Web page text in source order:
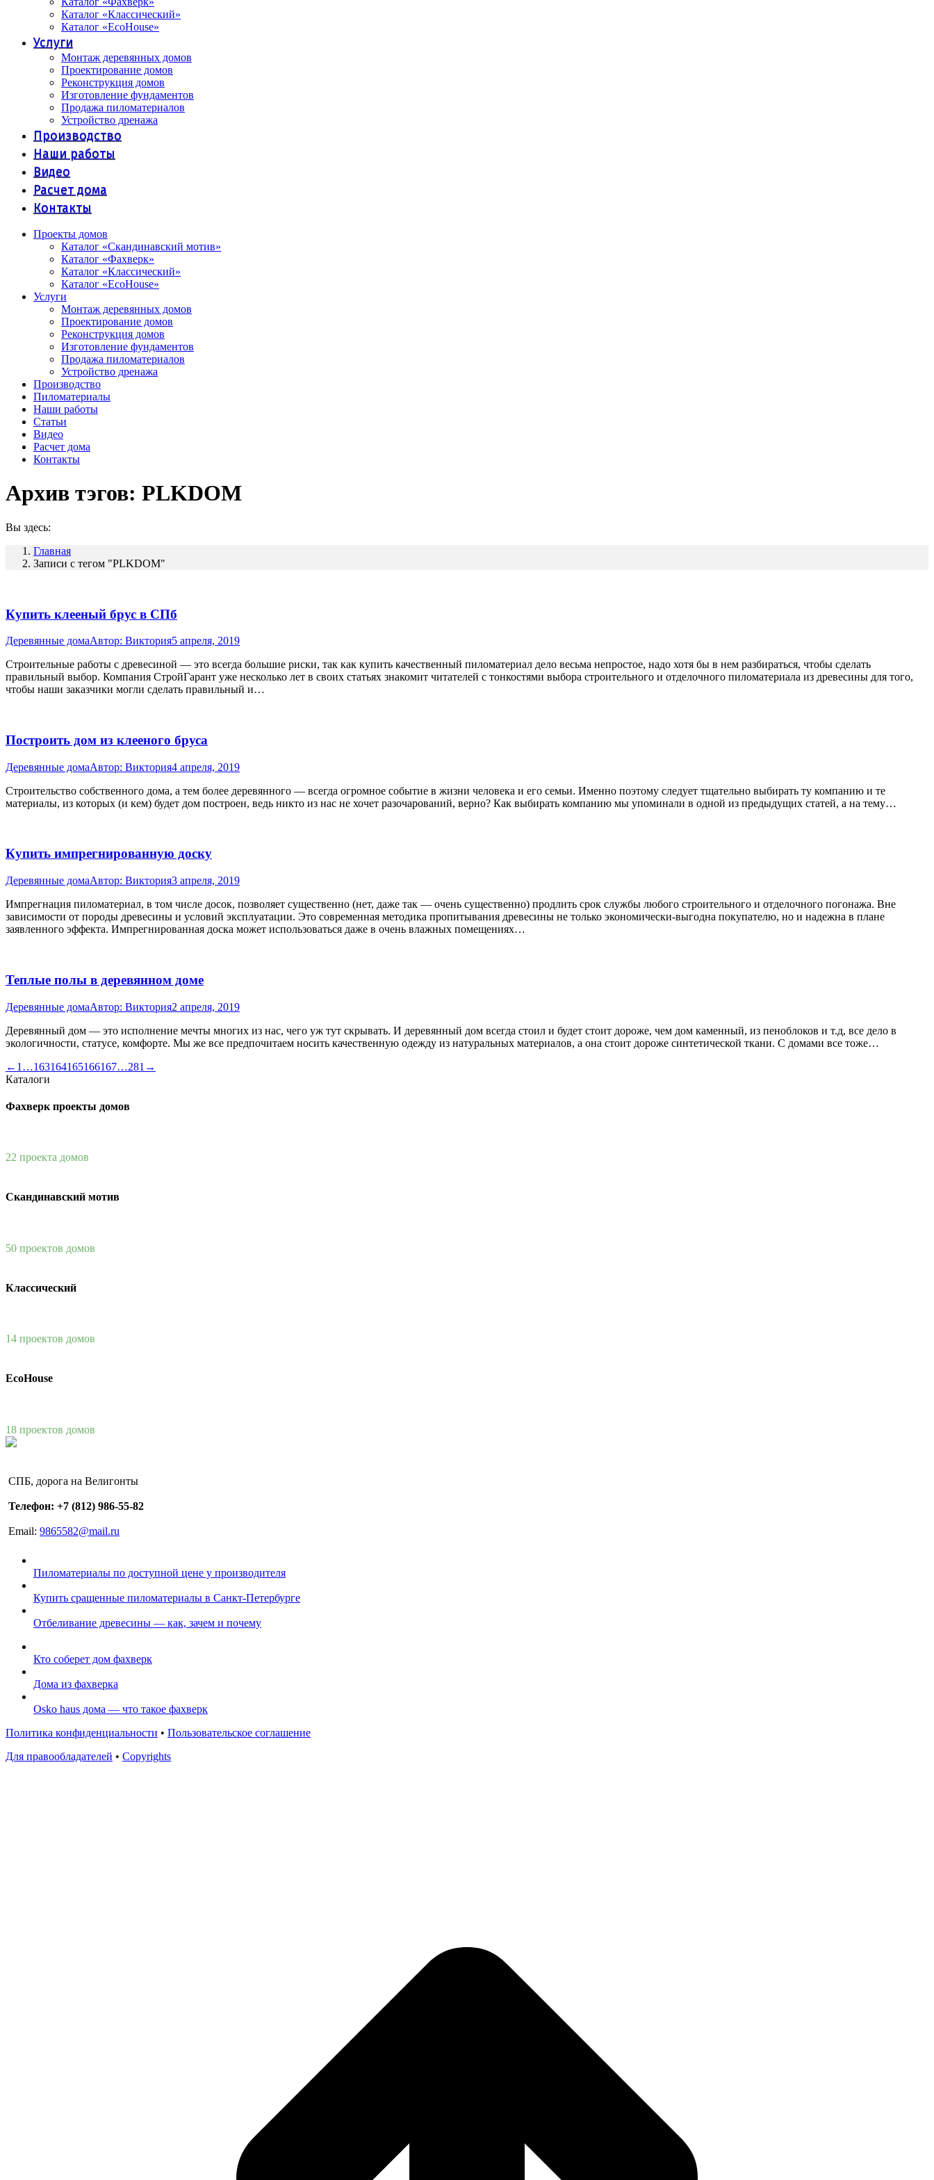
Каталог «Классический»
Каталог «EcoHouse»
Услуги
Монтаж деревянных домов
Проектирование домов
Реконструкция домов
Изготовление фундаментов
Продажа пиломатериалов
Устройство дренажа
Производство
Наши работы
Видео
Расчет дома
Контакты
Проекты домов
Каталог «Скандинавский мотив»
Каталог «Фахверк»
Каталог «Классический»
Каталог «EcoHouse»
Услуги
Монтаж деревянных домов
Проектирование домов
Реконструкция домов
Изготовление фундаментов
Продажа пиломатериалов
Устройство дренажа
Производство
Пиломатериалы
Наши работы
Статьи
Видео
Расчет дома
Контакты
Архив тэгов: PLKDOM
Вы здесь:
Главная
Записи с тегом "PLKDOM"
Купить клееный брус в СПб
Деревянные домаАвтор: Виктория5 апреля, 2019
Строительные работы с древесиной — это всегда большие риски, так как купить качественный пиломатериал дело весьма непростое, надо хотя бы в нем разбираться, чтобы сделать
правильный выбор. Компания СтройГарант уже несколько лет в своих статьях знакомит читателей с тонкостями выбора строительного и отделочного пиломатериала из древесины для того,
чтобы наши заказчики могли сделать правильный и…
Построить дом из клееного бруса
Деревянные домаАвтор: Виктория4 апреля, 2019
Строительство собственного дома, а тем более деревянного — всегда огромное событие в жизни человека и его семьи. Именно поэтому следует тщательно выбирать ту компанию и те
материалы, из которых (и кем) будет дом построен, ведь никто из нас не хочет разочарований, верно? Как выбирать компанию мы упоминали в одной из предыдущих статей, а на тему…
Купить импрегнированную доску
Деревянные домаАвтор: Виктория3 апреля, 2019
Импрегнация пиломатериал, в том числе досок, позволяет существенно (нет, даже так — очень существенно) продлить срок службы любого строительного и отделочного погонажа. Вне
зависимости от породы древесины и условий эксплуатации. Это современная методика пропитывания древесины не только экономически-выгодна покупателю, но и надежна в плане
заявленного эффекта. Импрегнированная доска может использоваться даже в очень влажных помещениях…
Теплые полы в деревянном доме
Деревянные домаАвтор: Виктория2 апреля, 2019
Деревянный дом — это исполнение мечты многих из нас, чего уж тут скрывать. И деревянный дом всегда стоил и будет стоит дороже, чем дом каменный, из пеноблоков и т.д, все дело в
экологичности, статусе, комфорте. Мы же все предпочитаем носить качественную одежду из натуральных материалов, а она стоит дороже синтетической ткани. С домами все тоже…
← 1 …163164165166167…281 →
Каталоги
Фахверк проекты домов
22 проекта домов
Скандинавский мотив
50 проектов домов
Классический
14 проектов домов
EcoHouse
18 проектов домов
СПБ, дорога на Велигонты
Телефон: +7 (812) 986-55-82
Email: 9865582@mail.ru
Пиломатериалы по доступной цене у производителя
Купить сращенные пиломатериалы в Санкт-Петербурге
Отбеливание древесины — как, зачем и почему
Кто соберет дом фахверк
Дома из фахверка
Osko haus дома — что такое фахверк
Политика конфиденциальности • Пользовательское соглашение
Для правообладателей • Copyrights